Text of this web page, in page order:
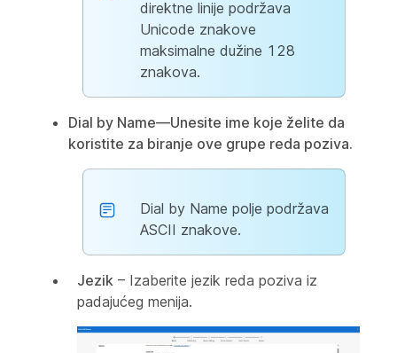
direktne linije podržava
Unicode znakove
maksimalne dužine 128
znakova.
Dial by Name—Unesite ime koje želite da
koristite za biranje ove grupe reda poziva.
Dial by Name polje podržava
ASCII znakove.
Jezik – Izaberite jezik reda poziva iz
padajućeg menija.